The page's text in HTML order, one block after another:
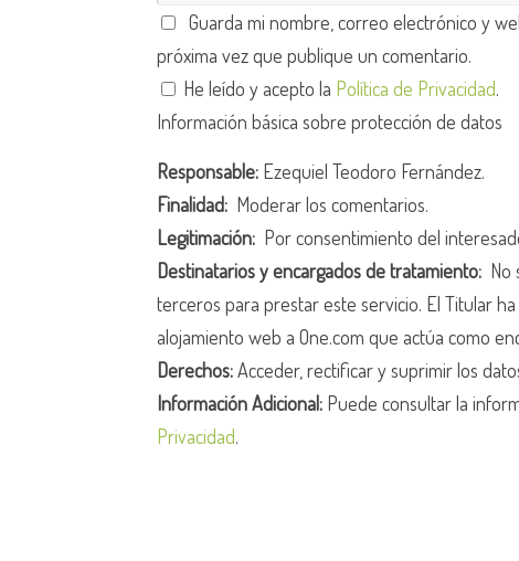
Guarda mi nombre, correo electrónico y
próxima vez que publique un comentario.
He leído y acepto la Política de Privacidad.
Información básica sobre protección de datos
Responsable: Ezequiel Teodoro Fernández.
Finalidad: Moderar los comentarios.
Legitimación: Por consentimiento del
Destinatarios y encargados de tratamiento: No
terceros para prestar este servicio. El Titular
alojamiento web a One.com que actúa como
Derechos:Acceder, rectificar y suprimir los
Información Adicional: Puede consultar la
Privacidad.